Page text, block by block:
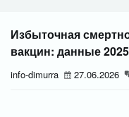
Избыточная
вакцин: данные 2025
info-dimurra 27.06.2026